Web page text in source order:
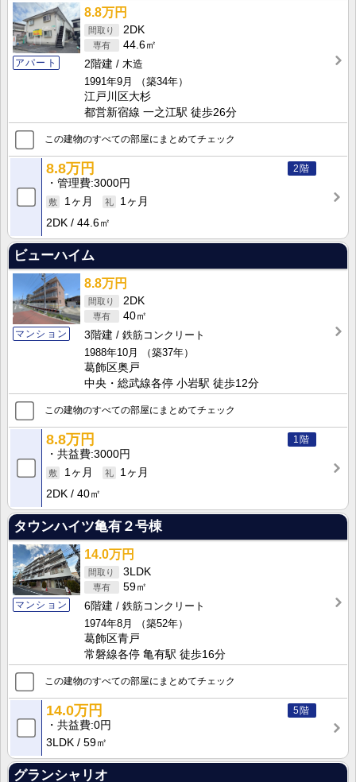
アパート
8.8万円
2DK
44.6㎡
2階建
木造
1991年9月
（築34年）
江戸川区大杉
都営新宿線 一之江駅 徒歩26分
この建物のすべての部屋にまとめてチェック
2階
8.8万円
管理費 3000円
1ヶ月
1ヶ月
2DK
44.6㎡
ビューハイム
マンション
8.8万円
2DK
40㎡
3階建
鉄筋コンクリート
1988年10月
（築37年）
葛飾区奥戸
中央・総武線各停 小岩駅 徒歩12分
この建物のすべての部屋にまとめてチェック
1階
8.8万円
共益費 3000円
1ヶ月
1ヶ月
2DK
40㎡
タウンハイツ亀有２号棟
マンション
14.0万円
3LDK
59㎡
6階建
鉄筋コンクリート
1974年8月
（築52年）
葛飾区青戸
常磐線各停 亀有駅 徒歩16分
この建物のすべての部屋にまとめてチェック
5階
14.0万円
共益費 0円
3LDK
59㎡
グランシャリオ